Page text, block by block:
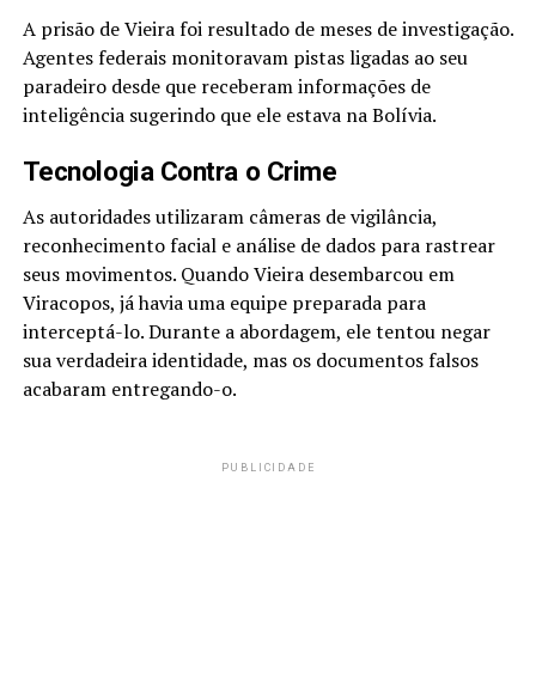
A prisão de Vieira foi resultado de meses de investigação.
Agentes federais monitoravam pistas ligadas ao seu
paradeiro desde que receberam informações de
inteligência sugerindo que ele estava na Bolívia.
Tecnologia Contra o Crime
As autoridades utilizaram câmeras de vigilância,
reconhecimento facial e análise de dados para rastrear
seus movimentos. Quando Vieira desembarcou em
Viracopos, já havia uma equipe preparada para
interceptá-lo. Durante a abordagem, ele tentou negar
sua verdadeira identidade, mas os documentos falsos
acabaram entregando-o.
PUBLICIDADE